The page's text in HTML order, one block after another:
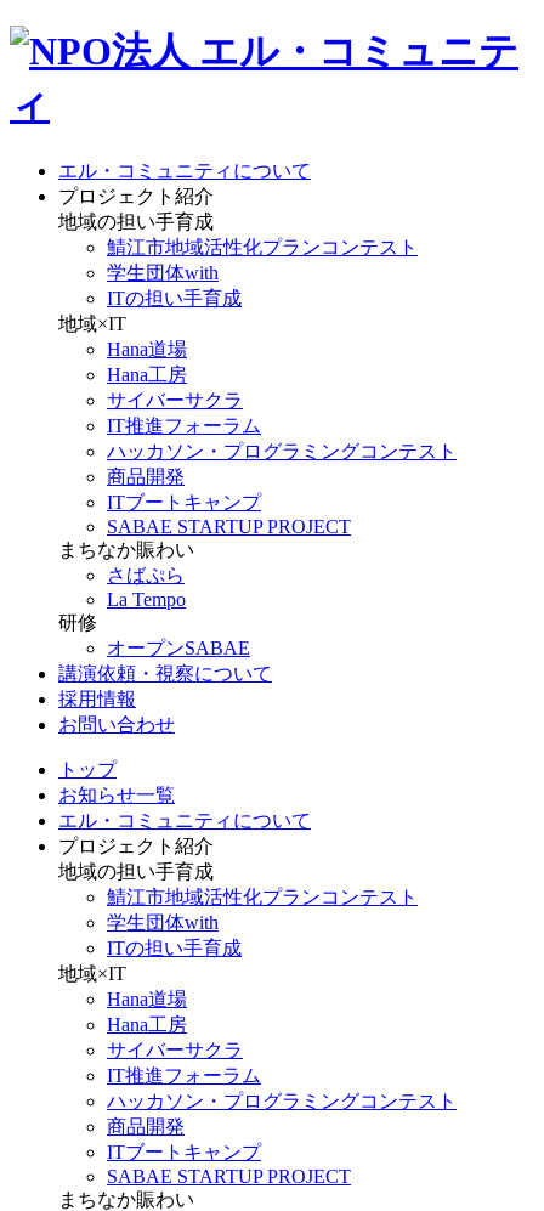
エル・コミュニティについて
プロジェクト紹介
地域の担い手育成
鯖江市地域活性化プランコンテスト
学生団体with
ITの担い手育成
地域×IT
Hana道場
Hana工房
サイバーサクラ
IT推進フォーラム
ハッカソン・プログラミングコンテスト
商品開発
ITブートキャンプ
SABAE STARTUP PROJECT
まちなか賑わい
さばぷら
La Tempo
研修
オープンSABAE
講演依頼・視察について
採用情報
お問い合わせ
トップ
お知らせ一覧
エル・コミュニティについて
プロジェクト紹介
地域の担い手育成
鯖江市地域活性化プランコンテスト
学生団体with
ITの担い手育成
地域×IT
Hana道場
Hana工房
サイバーサクラ
IT推進フォーラム
ハッカソン・プログラミングコンテスト
商品開発
ITブートキャンプ
SABAE STARTUP PROJECT
まちなか賑わい